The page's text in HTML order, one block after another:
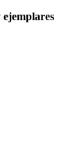
ejemplares